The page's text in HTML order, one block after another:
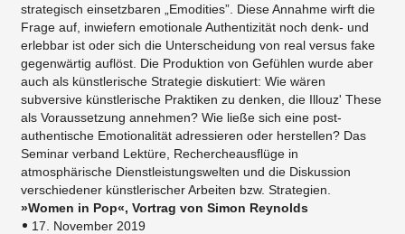
strategisch einsetzbaren „Emodities”. Diese Annahme wirft die
Frage auf, inwiefern emotionale Authentizität noch denk- und
erlebbar ist oder sich die Unterscheidung von real versus fake
gegenwärtig auflöst. Die Produktion von Gefühlen wurde aber
auch als künstlerische Strategie diskutiert: Wie wären
subversive künstlerische Praktiken zu denken, die Illouz' These
als Voraussetzung annehmen? Wie ließe sich eine post-
authentische Emotionalität adressieren oder herstellen? Das
Seminar verband Lektüre, Rechercheausflüge in
atmosphärische Dienstleistungswelten und die Diskussion
verschiedener künstlerischer Arbeiten bzw. Strategien.
»Women in Pop«, Vortrag von Simon Reynolds
17. November 2019